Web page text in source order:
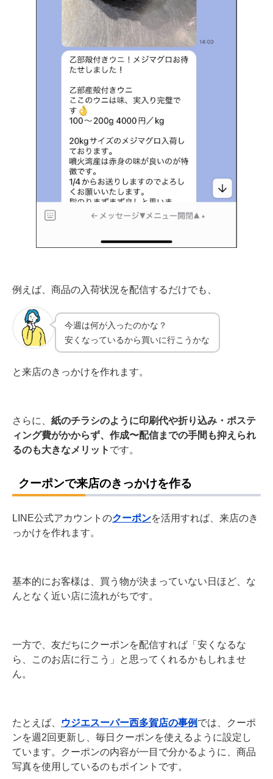
例えば、商品の入荷状況を配信するだけでも、
今週は何が入ったのかな？
安くなっているから買いに行こうかな
と来店のきっかけを作れます。
さらに、 紙のチラシのように印刷代や折り込み・ポステ
ィング費がかからず、作成〜配信までの手間も抑えられ
るのも大きなメリット です。
クーポンで来店のきっかけを作る
LINE公式アカウントのクーポンを活用すれば、来店のき
っかけを作れます。
基本的にお客様は、買う物が決まっていない日ほど、な
んとなく近い店に流れがちです。
一方で、友だちにクーポンを配信すれば「安くなるな
ら、このお店に行こう」と思ってくれるかもしれませ
ん。
たとえば、 ウジエスーパー西多賀店の事例 では、クーポ
ンを週2回更新し、毎日クーポンを使えるように設定し
ています。クーポンの内容が一目で分かるように、商品
写真を使用しているのもポイントです。